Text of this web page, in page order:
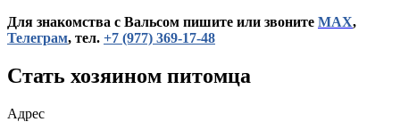
Для знакомства с Вальсом пишите или звоните МАХ,
Телеграм, тел. +7 (977) 369-17-48
Стать хозяином питомца
Адрес